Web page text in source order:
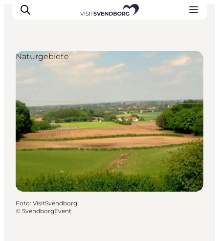
Veranstaltungen
Shopping in Svendborg
Übernachtung
Den Urlaub planen
Naturgebiete
Foto: VisitSvendborg
© SvendborgEvent